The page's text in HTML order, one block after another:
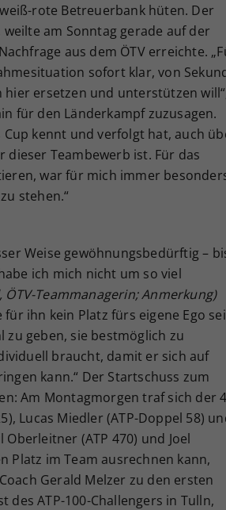
rote Betreuerbank hüten. Der
am Sonntag gerade auf der
aus dem ÖTV erreichte.
sofort klar, von
hier ersetzen und unterstützen
für den Länderkampf zuzusagen.
kennt und verfolgt hat, auch
Teambewerb ist. Für das
war für mich immer
stehen.“
Weise gewöhnungsbedürftig –
ich mich nicht um so viel
ÖTV-Teammanagerin; Anmerkung)
ihn kein Platz fürs eigene Ego
zu geben, sie bestmöglich zu
braucht, damit er sich auf
kann.“ Der Startschuss zum
Am Montagmorgen traf sich der
Lucas Miedler (ATP-Doppel 58)
(ATP 470) und Joel
Platz im Team ausrechnen kann,
Gerald Melzer zu den ersten
des ATP-100-Challengers in Tulln,